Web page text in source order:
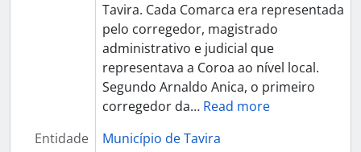
Tavira. Cada Comarca era representada
pelo corregedor, magistrado
administrativo e judicial que
representava a Coroa ao nível local.
Segundo Arnaldo Anica, o primeiro
corregedor da… Read more
Entidade
Município de Tavira